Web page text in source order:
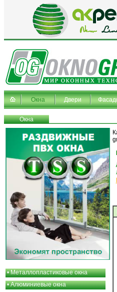
Окна Двери
Окна
•Металлопластиковые окна
•Алюминиевые окна